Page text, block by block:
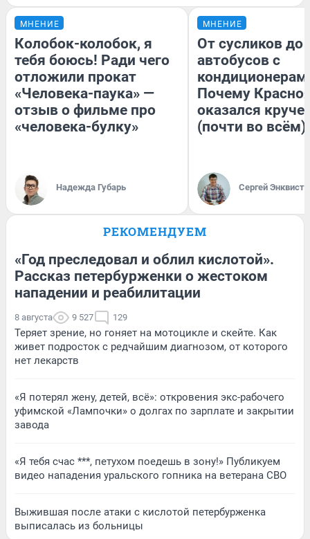
МНЕНИЕ
Колобок-колобок, я
тебя боюсь! Ради чего
отложили прокат
«Человека-паука» —
отзыв о фильме про
«человека-булку»
Надежда Губарь
МНЕНИЕ
От сусликов до
автобусов с
Почему
оказался
(почти во всём)
Сергей Энквист
РЕКОМЕНДУЕМ
«Год преследовал и облил кислотой».
Рассказ петербурженки о жестоком
нападении и реабилитации
8 августа 9 527 129
Теряет зрение, но гоняет на мотоцикле и скейте. Как
живет подросток с редчайшим диагнозом, от которого
нет лекарств
«Я потерял жену, детей, всё»: откровения экс-рабочего
уфимской «Лампочки» о долгах по зарплате и закрытии
завода
«Я тебя счас ***, петухом поедешь в зону!» Публикуем
видео нападения уральского гопника на ветерана СВО
Выжившая после атаки с кислотой петербурженка
выписалась из больницы